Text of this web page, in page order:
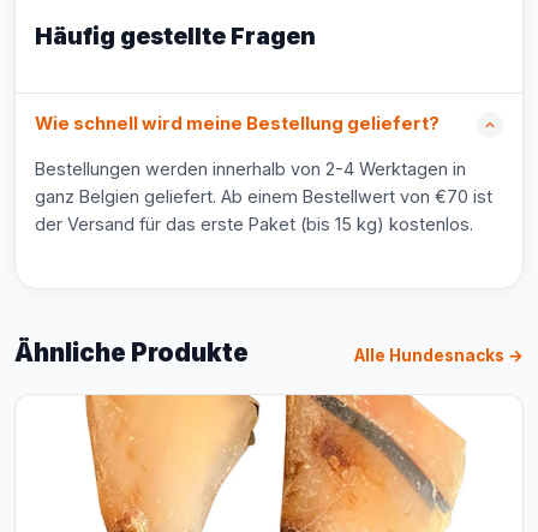
Häufig gestellte Fragen
Wie schnell wird meine Bestellung geliefert?
Bestellungen werden innerhalb von 2-4 Werktagen in
ganz Belgien geliefert. Ab einem Bestellwert von €70 ist
der Versand für das erste Paket (bis 15 kg) kostenlos.
Ähnliche Produkte Alle Hundesnacks →